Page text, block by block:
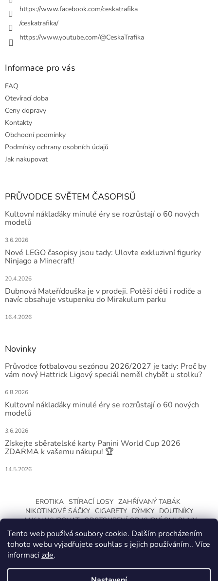
Tento web používá soubory cookie. Dalším procházením
tohoto webu vyjadřujete souhlas s jejich používáním.. Více
informacízde.
https://www.facebook.com/ceskatrafika
/ceskatrafika/
https://www.youtube.com/@CeskaTrafika
Informace pro vás
FAQ
Otevírací doba
Ceny dopravy
Kontakty
Obchodní podmínky
Podmínky ochrany osobních údajů
Jak nakupovat
PRŮVODCE SVĚTEM ČASOPISŮ
Kultovní náklaďáky minulé éry se rozrůstají o 60 nových
modelů
3.6.2026
Nové LEGO časopisy jsou tady: Ulovte exkluzivní figurky
Ninjago a Minecraft!
20.4.2026
Dubnová Mateřídouška je v prodeji. Potěší děti i rodiče a
navíc obsahuje vstupenku do Mirakulum parku
16.4.2026
Novinky
Průvodce fotbalovou sezónou 2026/2027 je tady: Proč by
vám nový Hattrick Ligový speciál neměl chybět u stolku?
6.8.2026
Kultovní náklaďáky minulé éry se rozrůstají o 60 nových
modelů
3.6.2026
Získejte sběratelské karty Panini World Cup 2026
ZDARMA k vašemu nákupu! 🏆
14.5.2026
EROTIKA STÍRACÍ LOSY ZAHŘÍVANÝ TABÁK
NIKOTINOVÉ SÁČKY CIGARETY DÝMKY
DOUTNÍKY
JAK NAKUPOVAT ODSTOUPENÍ OD KUPNÍ SMLOUVY